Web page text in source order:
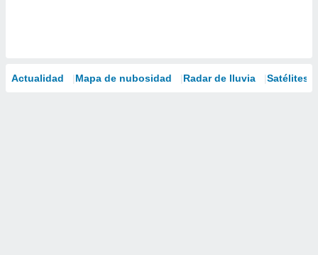
Actualidad Mapa de nubosidad Radar de lluvia Satélites